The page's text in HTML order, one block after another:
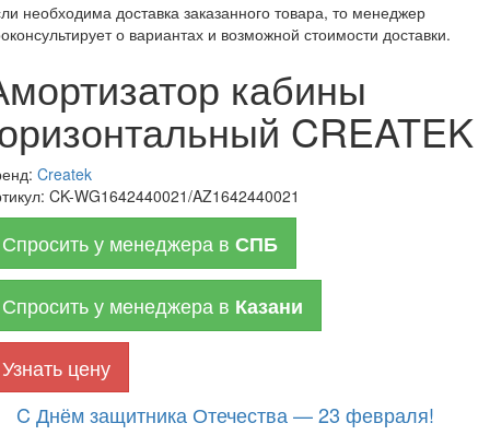
необходима доставка заказанного товара, то менеджер
о вариантах и возможной стоимости доставки.
кабины
CREATEK
Createk
CK-WG1642440021/AZ1642440021
Спросить у менеджера в СПБ
Спросить у менеджера в Казани
Узнать цену
C Днём защитника Отечества — 23 февраля!